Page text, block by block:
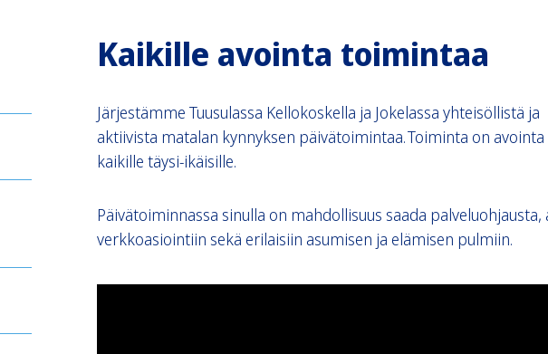
Kaikille avointa toimintaa
Järjestämme Tuusulassa Kellokoskella ja Jokelassa yhteisöllistä ja
aktiivista matalan kynnyksen päivätoimintaa. Toiminta on avointa
kaikille täysi-ikäisille.
Päivätoiminnassa sinulla on mahdollisuus saada palveluohjausta,
verkkoasiointiin sekä erilaisiin asumisen ja elämisen pulmiin.